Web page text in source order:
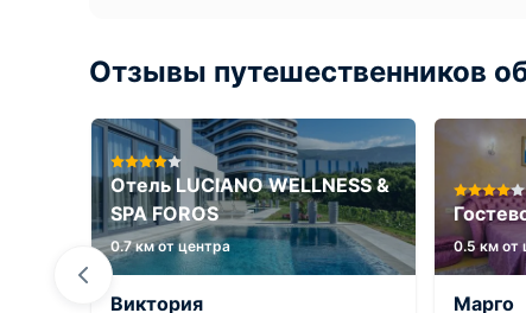
Отзывы путешественников
Отель LUCIANO WELLNESS &
SPA FOROS
0.7 км от центра
Виктория
0.5 км от
Марго